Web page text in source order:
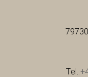
Tel.: